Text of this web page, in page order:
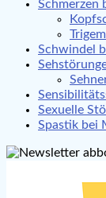
Schmerzen
Schwindel
Sexuelle
Spastik bei